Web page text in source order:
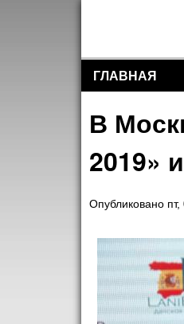
Разделы
ГЛАВНАЯ
В
2019»
Опубликовано